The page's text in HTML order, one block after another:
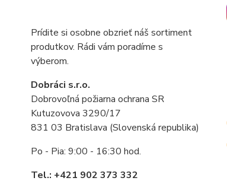
Prídite si osobne obzrieť náš sortiment
produtkov. Rádi vám poradíme s
výberom.
Dobráci s.r.o.
Dobrovoľná požiarna ochrana SR
Kutuzovova 3290/17
831 03 Bratislava (Slovenská republika)
Po - Pia: 9:00 - 16:30 hod.
Tel.: +421 902 373 332